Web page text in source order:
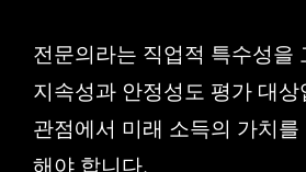
전문의라는 직업적 특수성을
지속성과 안정성도 평가 대상
관점에서 미래 소득의 가치를
해야 합니다.